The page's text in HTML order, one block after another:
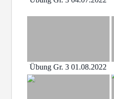
Übung Gr. 3 01.08.2022